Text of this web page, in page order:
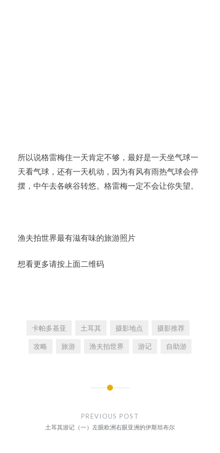
所以说格雷梅住一天肯定不够，最好是一天坐气球一
天看气球，还有一天机动，因为有风有雨热气球会停
摆，中午去各峡谷转悠。格雷梅一定不会让你失望。
渔夫拍世界最有滋有味的旅游照片
想看更多请按上面二维码
卡帕多基亚 土耳其 摄影地点 摄影推荐
攻略 旅游 渔夫拍世界 游记 自助游
PREVIOUS POST
土耳其游记（一）左眼欧洲右眼亚洲的伊斯坦布尔